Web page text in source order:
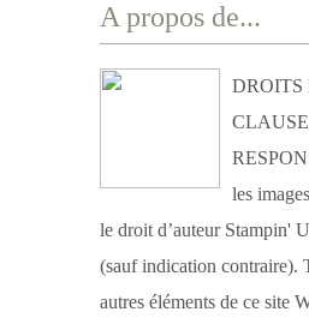
A propos de...
DROITS
les
le droit d’auteur Stampin'
(sauf indication contraire).
autres éléments de ce site